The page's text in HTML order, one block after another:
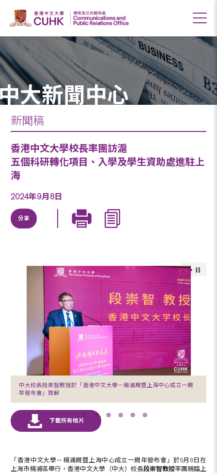
大新聞中心
新聞稿
香港中文大學校長率團訪滬
五個科研轉化項目、入學及學生資助處進駐上
海
2024年9月8日
分享
中大校長段崇智教授於「香港中文大學－楊浦周暨上海中心成立一周
年發布會」致辭
「香港中文大學－楊浦周暨上海中心成立一周年發布會」於9月8日在
上海市楊浦區舉行，香港中文大學（中大）校長段崇智教授率團親臨上